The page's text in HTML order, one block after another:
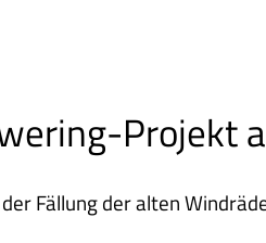
Projekt
Fällung der alten